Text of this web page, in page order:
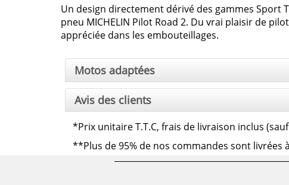
Un design directement dérivé des gammes Sport
pneu MICHELIN Pilot Road 2. Du vrai plaisir de
appréciée dans les embouteillages.
Motos adaptées
Avis des clients
*Prix unitaire T.T.C, frais de livraison inclus
**Plus de 95% de nos commandes sont livrées